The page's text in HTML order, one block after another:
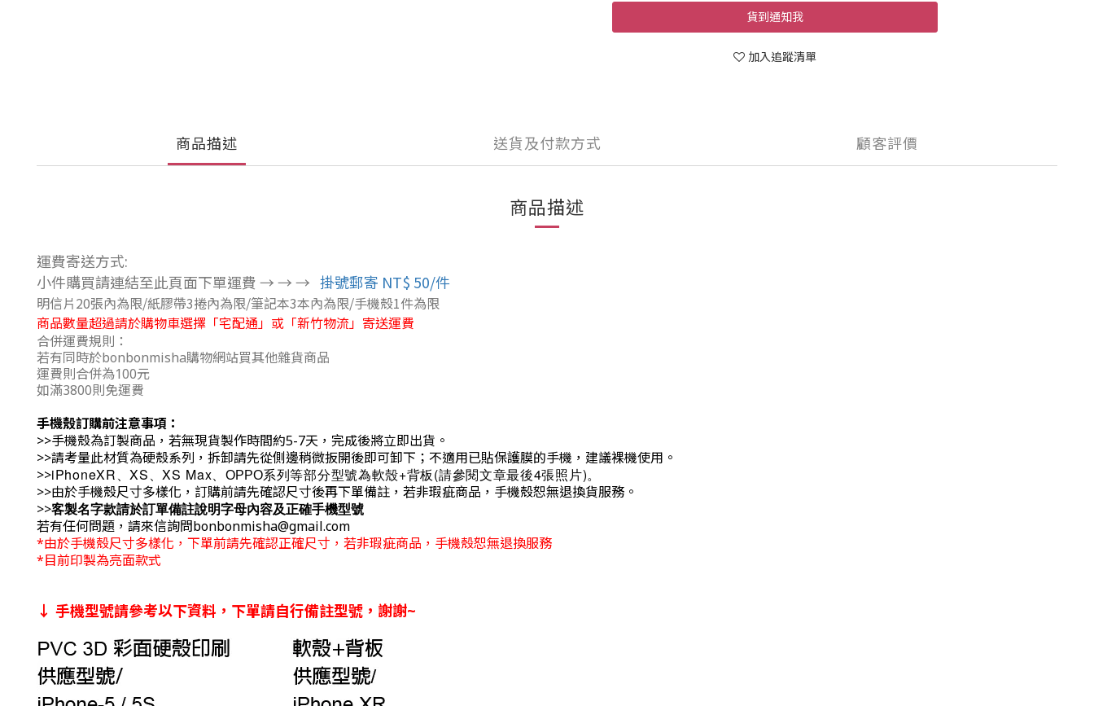
貨到通知我
加入追蹤清單
商品描述 送貨及付款方式 顧客評價
商品描述
運費寄送方式:
小件購買請連結至此頁面下單運費 → → → 掛號郵寄 NT$ 50/件
明信片20張內為限/紙膠帶3捲內為限/筆記本3本內為限/手機殼1件為限
商品數量超過請於購物車選擇「宅配通」或「新竹物流」寄送運費
合併運費規則：
若有同時於bonbonmisha購物網站買其他雜貨商品
運費則合併為100元
如滿3800則免運費
手機殼訂購前注意事項：
>>手機殼為訂製商品，若無現貨製作時間約5-7天，完成後將立即出貨。
>>請考量此材質為硬殼系列，拆卸請先從側邊稍微扳開後即可卸下； 不適用已貼保護膜的手機，建議裸機使用。
>>iPhoneXR、XS、XS Max、OPPO系列等部分型號為軟殼+背板(請參閱文章最後4張照片)。
>>由於手機殼尺寸多樣化，訂購前請先確認尺寸後再下單備註，若非瑕疵商品，手機殼恕無退換貨服務。
>>客製名字款請於訂單備註說明字母內容及正確手機型號
若有任何問題，請來信詢問bonbonmisha@gmail.com
*由於手機殼尺寸多樣化，下單前請先確認正確尺寸，若非瑕疵商品，手機殼恕無退換服務
*目前印製為亮面款式
↓ 手機型號請參考以下資料，下單請自行備註型號，謝謝~